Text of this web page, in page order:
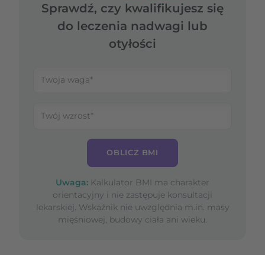
Sprawdź, czy kwalifikujesz się
do leczenia nadwagi lub
otyłości
OBLICZ BMI
Uwaga: Kalkulator BMI ma charakter
orientacyjny i nie zastępuje konsultacji
lekarskiej. Wskaźnik nie uwzględnia m.in. masy
mięśniowej, budowy ciała ani wieku.